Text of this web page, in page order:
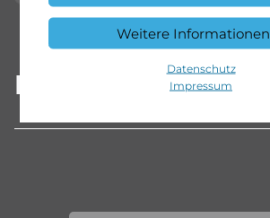
Weitere Informationen
Datenschutz
Impressum
Beschreibung